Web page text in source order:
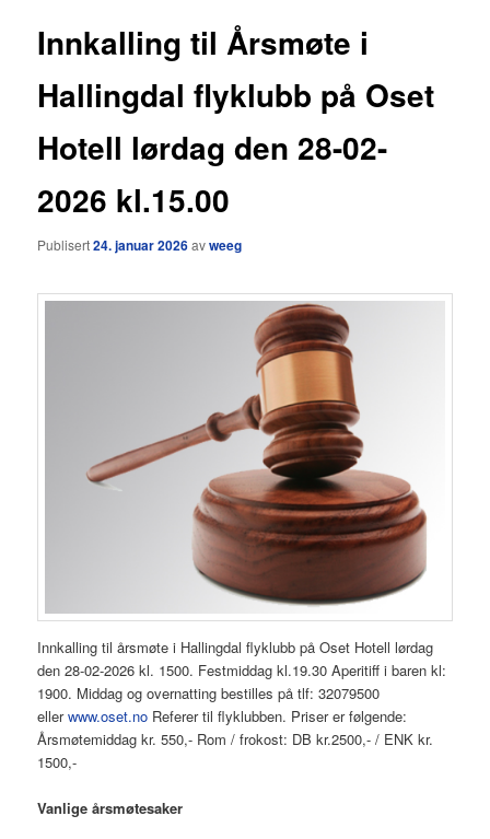
Innkalling til Årsmøte i
Hallingdal flyklubb på Oset
Hotell lørdag den 28-02-
2026 kl.15.00
Publisert24. januar 2026avweeg
Innkalling til årsmøte i Hallingdal flyklubb på Oset Hotell lørdag
den 28-02-2026 kl. 1500. Festmiddag kl.19.30 Aperitiff i baren kl:
1900. Middag og overnatting bestilles på tlf: 32079500
ellerwww.oset.no Referer til flyklubben. Priser er følgende:
Årsmøtemiddag kr. 550,- Rom / frokost: DB kr.2500,- / ENK kr.
1500,-
Vanlige årsmøtesaker